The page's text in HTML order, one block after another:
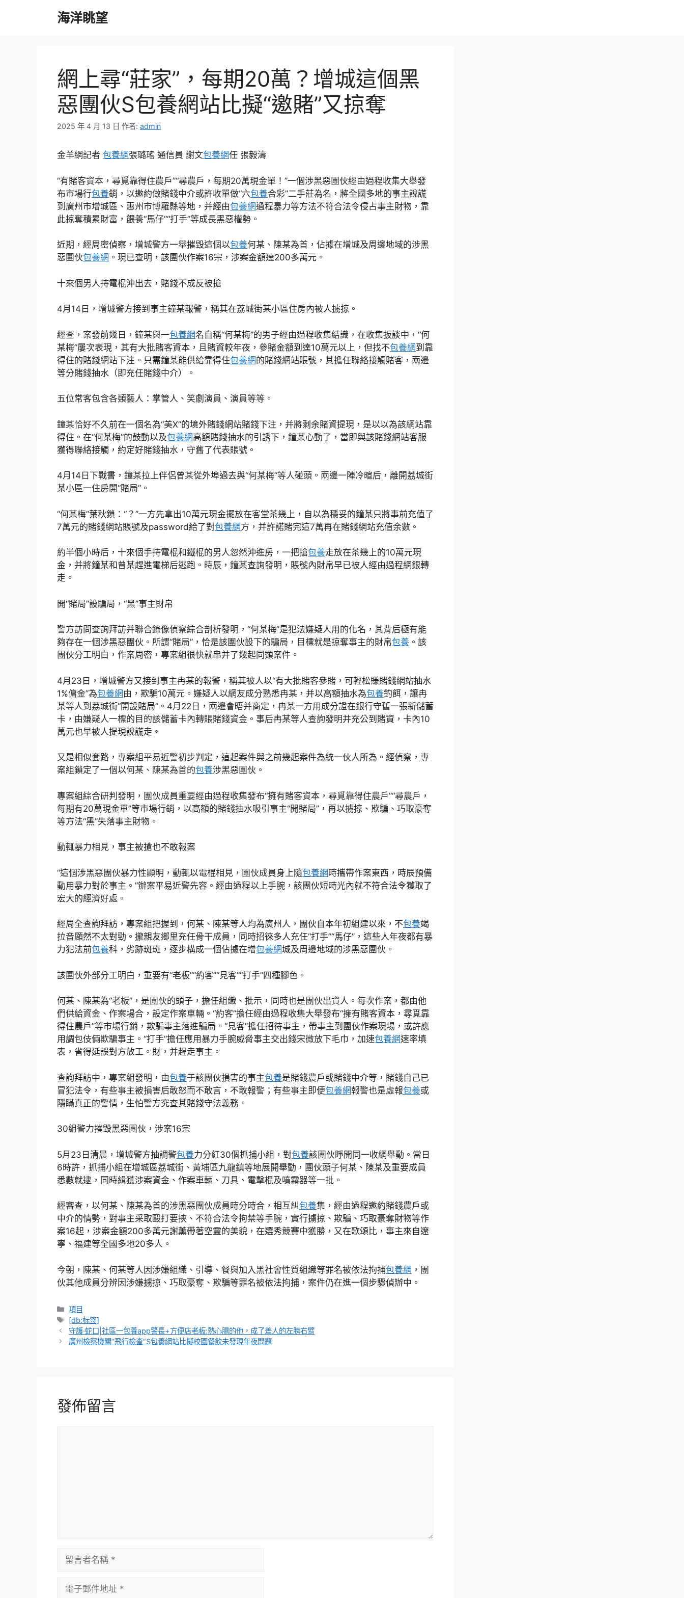
海洋眺望
網上尋“莊家”，每期20萬？增城這個黑
惡團伙S包養網站比擬“邀賭”又掠奪
2025 年 4 月 13 日 作者: admin
金羊網記者 包養網張璐瑤 通信員 謝文包養網任 張毅濤
“有賭客資本，尋覓靠得住農戶”“尋農戶，每期20萬現金單！”一個涉黑惡團伙經由過程收集大舉發
布市場行包養銷，以邀約做賭錢中介或許收單做“六包養合彩”二手莊為名，將全國多地的事主說謊
到廣州市增城區、惠州市博羅縣等地，并經由包養網過程暴力等方法不符合法令侵占事主財物，靠
此掠奪積累財富，餵養“馬仔”“打手”等成長黑惡權勢。
近期，經周密偵察，增城警方一舉摧毀這個以包養何某、陳某為首，佔據在增城及周邊地域的涉黑
惡團伙包養網 。現已查明，該團伙作案16宗，涉案金額達200多萬元。
十來個男人持電棍沖出去，賭錢不成反被搶
4月14日，增城警方接到事主鐘某報警，稱其在荔城街某小區住房內被人擄掠。
經查，案發前幾日，鐘某與一包養網名自稱“何某梅”的男子經由過程收集結識，在收集扳談中，“何
某梅”屢次表現，其有大批賭客資本，且賭資較年夜，參賭金額到達10萬元以上，但找不包養網到靠
得住的賭錢網站下注。只需鐘某能供給靠得住包養網的賭錢網站賬號，其擔任聯絡接觸賭客，兩邊
等分賭錢抽水（即充任賭錢中介）。
五位常客包含各類藝人：掌管人、笑劇演員、演員等等。
鐘某恰好不久前在一個名為“美X”的境外賭錢網站賭錢下注，并將剩余賭資提現，是以以為該網站靠
得住。在“何某梅”的鼓動以及包養網高額賭錢抽水的引誘下，鐘某心動了，當即與該賭錢網站客服
獲得聯絡接觸，約定好賭錢抽水，守舊了代表賬號。
4月14日下戰書，鐘某拉上伴侶曾某從外埠過去與“何某梅”等人碰頭。兩邊一陣冷暄后，離開荔城街
某小區一住房開“賭局”。
“何某梅”葉秋鎖：“？”一方先拿出10萬元現金擺放在客堂茶幾上，自以為穩妥的鐘某只將事前充值了
7萬元的賭錢網站賬號及password給了對包養網方，并許諾賭完這7萬再在賭錢網站充值余數。
約半個小時后，十來個手持電棍和鐵棍的男人忽然沖進房，一把搶包養走放在茶幾上的10萬元現
金，并將鐘某和曾某趕進電梯后逃跑。時辰，鐘某查詢發明，賬號內財帛早已被人經由過程網銀轉
走。
開“賭局”設騙局，“黑”事主財帛
警方訪問查詢拜訪并聯合錄像偵察綜合剖析發明，“何某梅”是犯法嫌疑人用的化名，其背后極有能
夠存在一個涉黑惡團伙。所謂“賭局”，恰是該團伙設下的騙局，目標就是掠奪事主的財帛包養 。該
團伙分工明白，作案周密，專案組很快就串并了幾起同類案件。
4月23日，增城警方又接到事主冉某的報警，稱其被人以“有大批賭客參賭，可輕松賺賭錢網站抽水
1%傭金”為包養網 由，欺騙10萬元。嫌疑人以網友成分熟悉冉某，并以高額抽水為包養釣餌，讓冉
某等人到荔城街“開設賭局”。4月22日，兩邊會晤并商定，冉某一方用成分證在銀行守舊一張新儲蓄
卡，由嫌疑人一標的目的該儲蓄卡內轉賬賭錢資金。事后冉某等人查詢發明并充公到賭資，卡內10
萬元也早被人提現說謊走。
又是相似套路，專案組平易近警初步判定，這起案件與之前幾起案件為統一伙人所為。經偵察，專
案組鎖定了一個以何某、陳某為首的包養涉黑惡團伙。
專案組綜合研判發明，團伙成員重要經由過程收集發布“擁有賭客資本，尋覓靠得住農戶”“尋農戶，
每期有20萬現金單”等市場行銷，以高額的賭錢抽水吸引事主“開賭局”，再以擄掠、欺騙、巧取豪奪
等方法“黑”失落事主財物。
動輒暴力相見，事主被搶也不敢報案
“這個涉黑惡團伙暴力性顯明，動輒以電棍相見，團伙成員身上隨包養網時攜帶作案東西，時辰預備
動用暴力對於事主。”辦案平易近警先容。經由過程以上手腕，該團伙短時光內就不符合法令獲取了
宏大的經濟好處。
經周全查詢拜訪，專案組把握到，何某、陳某等人均為廣州人，團伙自本年初組建以來，不包養竭
拉音顯然不太對勁。攏親友鄉里充任骨干成員，同時招徠多人充任“打手”“馬仔”，這些人年夜都有暴
力犯法前包養科，劣跡斑斑，逐步構成一個佔據在增包養網城及周邊地域的涉黑惡團伙。
該團伙外部分工明白，重要有“老板”“約客”“見客”“打手”四種腳色。
何某、陳某為“老板”，是團伙的頭子，擔任組織、批示，同時也是團伙出資人。每次作案，都由他
們供給資金、作案場合，設定作案車輛。“約客”擔任經由過程收集大舉發布“擁有賭客資本，尋覓靠
得住農戶”等市場行銷，欺騙事主落進騙局。“見客”擔任招待事主，帶事主到團伙作案現場，或許應
用調包伎倆欺騙事主。“打手”擔任應用暴力手腕威脅事主交出錢宋微放下毛巾，加速包養網速率填
表，省得延誤對方放工。財，并趕走事主。
查詢拜訪中，專案組發明，由包養于該團伙損害的事主包養是賭錢農戶或賭錢中介等，賭錢自己已
冒犯法令，有些事主被損害后敢怒而不敢言，不敢報警；有些事主即便包養網報警也是虛報包養或
隱瞞真正的警情，生怕警方究查其賭錢守法義務。
30組警力摧毀黑惡團伙，涉案16宗
5月23日清晨，增城警方抽調警包養力分紅30個抓捕小組，對包養該團伙睜開同一收網舉動。當日
6時許，抓捕小組在增城區荔城街、黃埔區九龍鎮等地展開舉動，團伙頭子何某、陳某及重要成員
悉數就逮，同時緝獲涉案資金、作案車輛、刀具、電擊棍及噴霧器等一批。
經審查，以何某、陳某為首的涉黑惡團伙成員時分時合，相互糾包養集，經由過程邀約賭錢農戶或
中介的情勢，對事主采取毆打要挾、不符合法令拘禁等手腕，實行擄掠、欺騙、巧取豪奪財物等作
案16起，涉案金額200多萬元謝薰帶著空靈的美貌，在選秀競賽中獲勝，又在歌頌比，事主來自遼
寧、福建等全國多地20多人。
今朝，陳某、何某等人因涉嫌組織、引導、餐與加入黑社會性質組織等罪名被依法拘捕包養網 ，團
伙其他成員分辨因涉嫌擄掠、巧取豪奪、欺騙等罪名被依法拘捕，案件仍在進一個步驟偵辦中。
分
類
項目
標
籤
[db:标签]
守護·蛇口|社區一包養app警長+方便店老板:熱心腸的他，成了差人的左膀右臂
廣州檢察機關“飛行檢查”S包養網站比擬校園餐飲未發現年夜問題
發佈留言